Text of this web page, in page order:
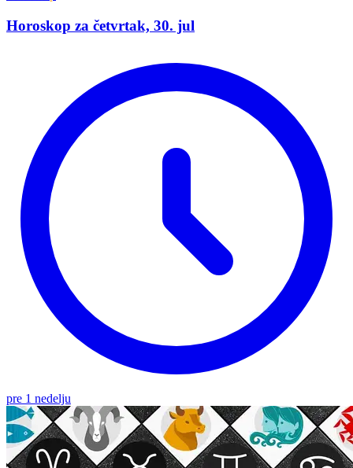
Horoskop za četvrtak, 30. jul
pre 1 nedelju